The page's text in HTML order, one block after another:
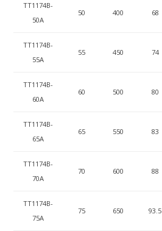
ТТ1174B-
50A
50 400 68
ТТ1174B-
55A
55 450 74
ТТ1174B-
60A
60 500 80
ТТ1174B-
65A
65 550 83
ТТ1174B-
70A
70 600 88
ТТ1174B-
75A
75 650 93.5